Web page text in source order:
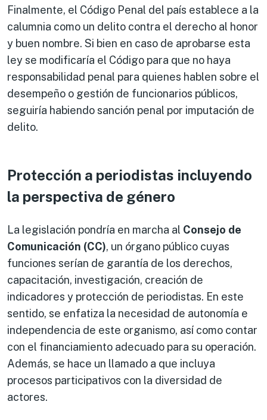
Finalmente, el Código Penal del país establece a la
calumnia como un delito contra el derecho al honor
y buen nombre. Si bien en caso de aprobarse esta
ley se modificaría el Código para que no haya
responsabilidad penal para quienes hablen sobre el
desempeño o gestión de funcionarios públicos,
seguiría habiendo sanción penal por imputación de
delito.
Protección a periodistas incluyendo
la perspectiva de género
La legislación pondría en marcha al Consejo de
Comunicación (CC), un órgano público cuyas
funciones serían de garantía de los derechos,
capacitación, investigación, creación de
indicadores y protección de periodistas. En este
sentido, se enfatiza la necesidad de autonomía e
independencia de este organismo, así como contar
con el financiamiento adecuado para su operación.
Además, se hace un llamado a que incluya
procesos participativos con la diversidad de
actores.